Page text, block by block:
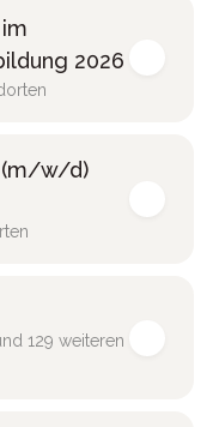
2026
(m/w/d)
129 weiteren